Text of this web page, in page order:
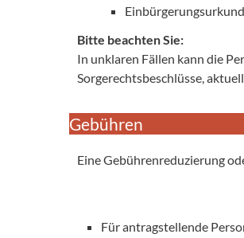
Bitte beachten Sie:
In unklaren Fällen kann die
Sorgerechtsbeschlüsse,
Gebühren
Eine Gebührenreduzierung
Für antragstellende